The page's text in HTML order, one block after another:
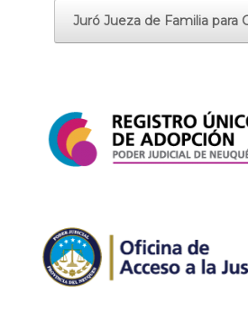
Juró Jueza de Familia para